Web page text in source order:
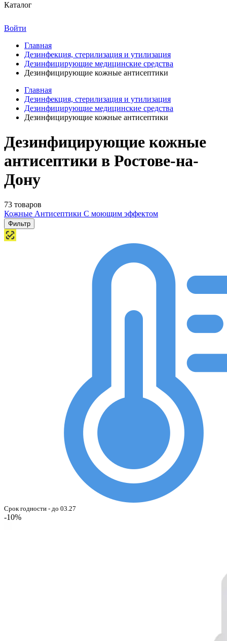
Каталог
Войти
Главная
Дезинфекция, стерилизация и утилизация
Дезинфицирующие медицинские средства
Дезинфицирующие кожные антисептики
Главная
Дезинфекция, стерилизация и утилизация
Дезинфицирующие медицинские средства
Дезинфицирующие кожные антисептики
Дезинфицирующие кожные
антисептики в Ростове-на-
Дону
73 товаров
Кожные Антисептики С моющим эффектом
Фильтр
Срок годности - до 03.27
-10%